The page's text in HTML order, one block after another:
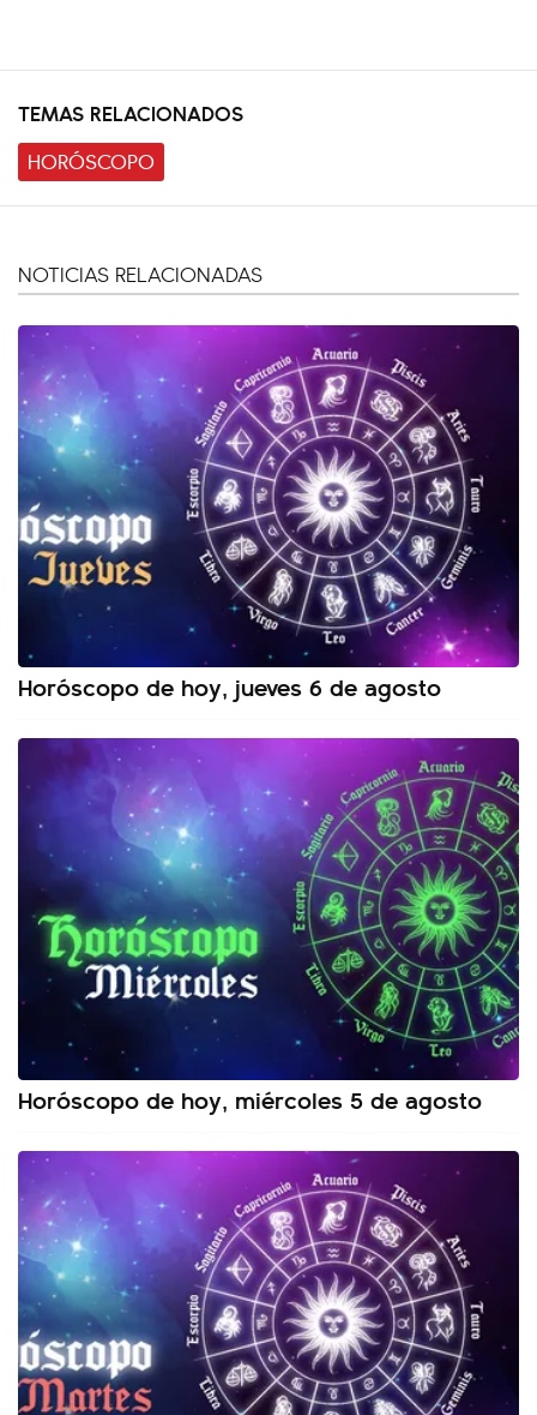
TEMAS RELACIONADOS
HORÓSCOPO
NOTICIAS RELACIONADAS
Horóscopo de hoy, jueves 6 de agosto
Horóscopo de hoy, miércoles 5 de agosto